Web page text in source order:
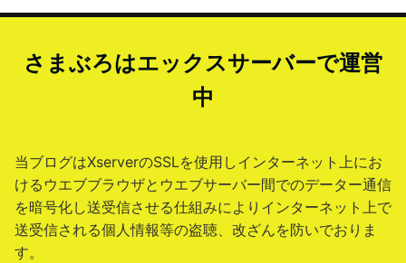
さまぶろはエックスサーバーで運営
中
当ブログはXserverのSSLを使用しインターネット上にお
けるウエブブラウザとウエブサーバー間でのデーター通信
を暗号化し送受信させる仕組みによりインターネット上で
送受信される個人情報等の盗聴、改ざんを防いでおりま
す。